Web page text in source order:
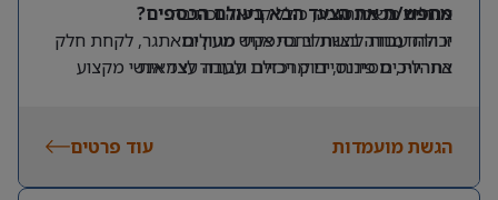
מרובת משימות
אנגלית ברמה טובה, כולל קריאה וכתיבה
יכולת עבודה בצוות ויחסי אנוש מעולים
אחריות, מסירות, דיוק ויכולת עבודה עצמאית
מחפש/ת את הצעד הבא בעולם הכספים?
זו ההזדמנות להשתלב בתפקיד מגוון ומאתגר, לקחת חלק
בתהליכים פיננסיים מרכזיים ולעבוד לצד אנשי מקצוע
הגשת מועמדות עוד פרטים